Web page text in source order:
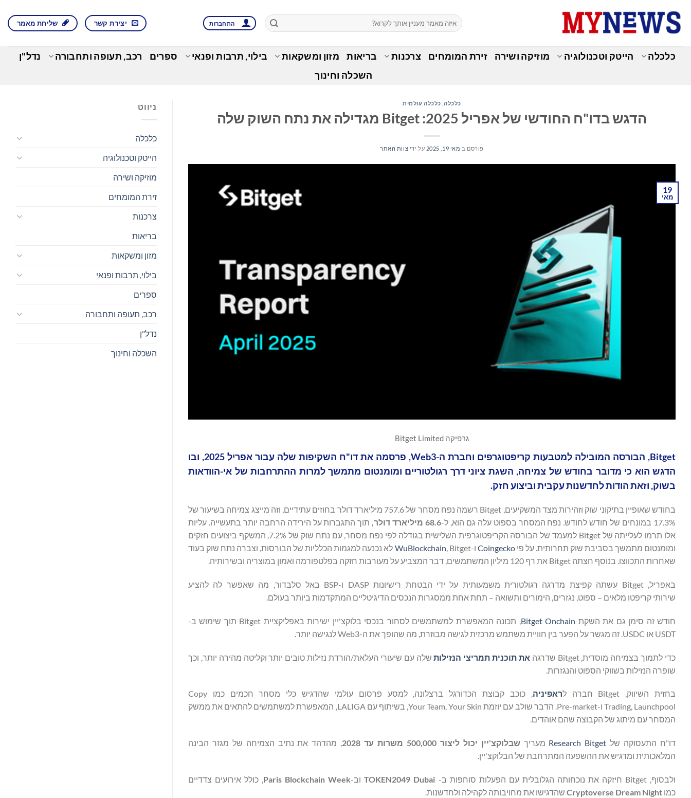
content
התחברות יצירת קשר שליחת מאמר
כלכלה הייטק וטכנולוגיה מוזיקה ושירה זירת המומחים צרכנות בריאות מזון ומשקאות בילוי, תרבות ופנאי ספרים רכב, תעופה ותחבורה
נדל"ן
השכלה וחינוך
כלכלה, כלכלה עולמית
הדגש בדו"ח החודשי של אפריל 2025: Bitget מגדילה את נתח השוק שלה
פורסם ב מאי 19, 2025 על ידי צוות האתר
19
מאי
גרפיקה Bitget Limited
Bitget, הבורסה המובילה למטבעות קריפטוגרפים וחברת ה-Web3, פרסמה את דו"ח השקיפות שלה עבור אפריל 2025, ובו
הדגש הוא כי מדובר בחודש של צמיחה, השגת ציוני דרך רגולטוריים ומומנטום מתמשך למרות ההתרחבות של אי-הוודאות
בשוק, וזאת הודות לחדשנות עקבית וביצוע חזק.
בחודש שאופיין בתיקוני שוק וזהירות מצד המשקיעים, Bitget רשמה נפח מסחר של 757.6 מיליארד דולר בחוזים עתידיים, וזה מייצג צמיחה בשיעור של
17.3% במונחים של חודש לחודש. נפח המסחר בספוט עלה גם הוא, ל-
68.6 מיליארד דולר,
תוך התגברות על הירידה הרחבה יותר בתעשייה. עליות
אלו תרמו לעלייתה של Bitget למעמד של הבורסה הקריפטוגרפית השלישית בגודלה לפי נפח מסחר, עם נתח שוק של 7.2%, המשקף ביצועים חזקים
ומומנטום מתמשך בסביבת שוק תחרותית. על פיCoingecko ו- WuBlockchain , Bitget לא נכנעה למגמות הכלליות של הבורסות, וצברה נתח שוק בעוד
שאחרות התכווצו. בנוסף חצתה Bitget את רף 120 מיליון המשתמשים, דבר המצביע על מעורבות חזקה בפלטפורמה ואמון במוצריה ובשירותיה.
באפריל, Bitget עשתה קפיצת מדרגה רגולטורית משמעותית על ידי הבטחת רישיונות DASP ו-BSP באל סלבדור, מה שאפשר לה להציע
שירותי קריפטו מלאים – ספוט, נגזרים, הימורים ותשואה – תחת אחת ממסגרות הנכסים הדיגיטליים המתקדמות ביותר בעולם.
חודש זה סימן גם את השקת Bitget Onchain
, תכונה המאפשרת למשתמשים לסחור בנכסי בלוקצ'יין ישירות באפליקציית Bitget תוך שימוש ב-
USDT או USDC. זה מגשר על הפער בין חוויית משתמש מרכזית לגישה מבוזרת, מה שהופך את ה-Web3 לנגישה יותר.
כדי לתמוך בצמיחה מוסדית, Bitget שדרגה את תוכנית תמריצי הנזילותשלה עם שיעורי העלאת/הורדת נזילות טובים יותר וקליטה מהירה יותר, וכך
שופרה הנזילות בשווקי הספוט והנגזרות.
בחזית השיווק, Bitget חברה ל ראפיניה
, כוכב קבוצת הכדורגל ברצלונה, למסע פרסום עולמי שהדגיש כלי מסחר חכמים כמו Copy
Trading, Launchpool ו-Pre-market. הדבר שולב עם יוזמת Your Team, Your Skin, בשיתוף עם LALIGA, המאפשרת למשתמשים להתאים את ממשק
המסחר עם מיתוג של הקבוצה שהם אוהדים.
דו"ח התעסוקה של Research Bitget מעריךשבלוקצ'יין יכול ליצור 500,000 משרות עד 2028
, מהדהד את נתיב הצמיחה של מגזר הבינה
המלאכותית ומדגיש את ההשפעה המתרחבת של הבלוקצ'יין.
ולבסוף, Bitget חיזקה את נוכחותה הגלובלית עם הפעלות סוחפות ב- Dubai וב-Paris Blockchain Week, כולל אירועים צדדיים
כמו Cryptoverse Dream Night שהדגישו את מחויבותה לקהילה ולחדשנות.
ניווט
כלכלה
הייטק וטכנולוגיה
מוזיקה ושירה
זירת המומחים
צרכנות
בריאות
מזון ומשקאות
בילוי, תרבות ופנאי
ספרים
רכב, תעופה ותחבורה
נדל"ן
השכלה וחינוך